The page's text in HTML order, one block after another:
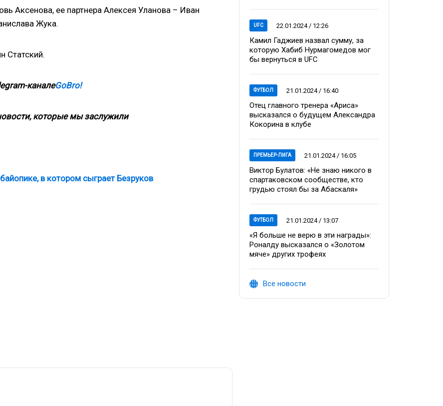
Аксенова, ее партнера Алексея Уланова – Иван
Жука.
Статский.
каналеGoBro!
которые мы заслужили
в котором сыграет Безруков
UFC 22.01.2024 / 12:26
Камил Гаджиев назвал сумму, за
которую Хабиб Нурмагомедов мог
бы вернуться в UFC
ФУТБОЛ 21.01.2024 / 16:40
Отец главного тренера «Ариса»
высказался о будущем Александра
Кокорина в клубе
ПРЕМЬЕР-ЛИГА 21.01.2024 / 16:05
Виктор Булатов: «Не знаю никого в
спартаковском сообществе, кто
грудью стоял бы за Абаскаля»
ФУТБОЛ 21.01.2024 / 13:07
«Я больше не верю в эти награды»:
Роналду высказался о «Золотом
мяче» других трофеях
Все новости